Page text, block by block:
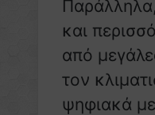
και
από
τον
ψηφιακά